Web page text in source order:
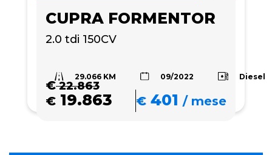
CUPRA FORMENTOR
2.0 tdi 150CV
29.066 KM 09/2022 Diesel
€22.863
€ 19.863 € 401 /mese